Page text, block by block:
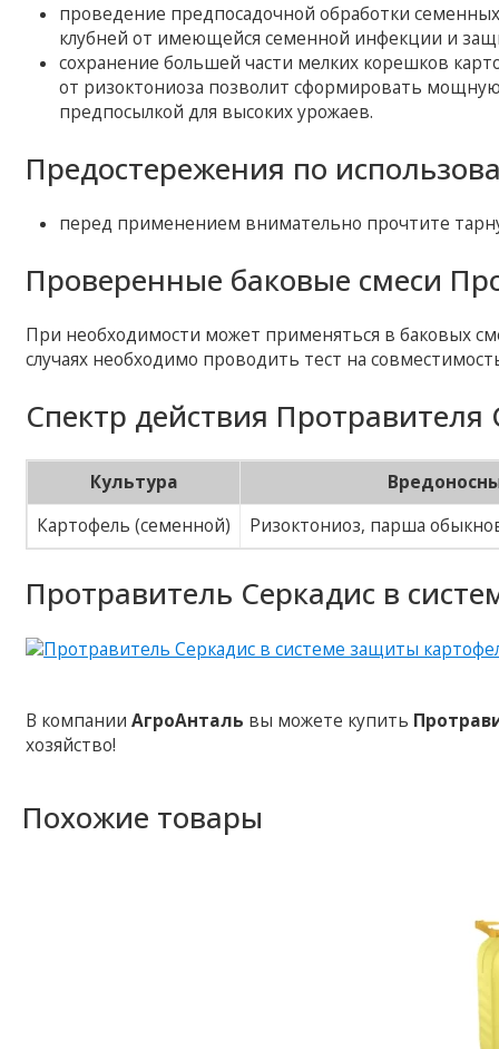
проведение предпосадочной обработки
клубней от имеющейся семенной инфекции и
сохранение большей части мелких корешков
от ризоктониоза позволит сформировать
предпосылкой для высоких урожаев.
Предостережения по
перед применением внимательно прочтите
Проверенные баковые смеси
При необходимости может применяться в баковых
случаях необходимо проводить тест на
Спектр действия Протравителя
Культура
Картофель (семенной)
Ризоктониоз, парша
Протравитель Серкадис в
В компанииАгроАнталь вы можете купить
хозяйство!
Похожие товары